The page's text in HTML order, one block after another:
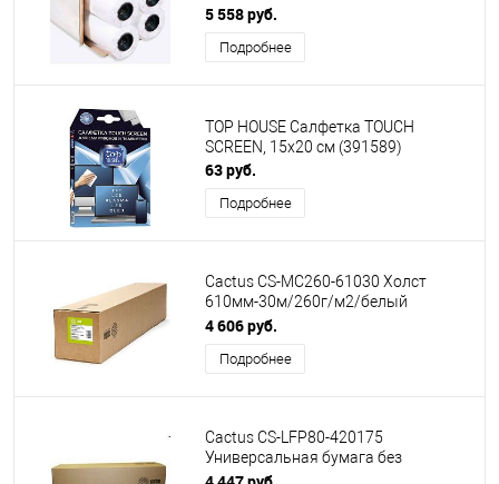
белый втулка:50.8мм (2")
(упак.:4рул)
5 558 руб.
Подробнее
TOP HOUSE Салфетка TOUCH
SCREEN, 15х20 см (391589)
63 руб.
Подробнее
Cactus CS-MC260-61030 Холст
610мм-30м/260г/м2/белый
матовое синтетика для струйной
печати втулка:50.8мм (2")
4 606 руб.
Подробнее
Cactus CS-LFP80-420175
Универсальная бумага без
покрытия А2, 420ммх175м. 80 г/